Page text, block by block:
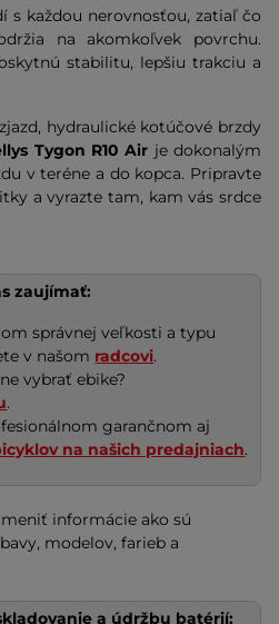
s každou nerovnosťou, zatiaľ čo
na akomkoľvek povrchu.
stabilitu, lepšiu trakciu a
hydraulické kotúčové brzdy
Tygon R10 Air je dokonalým
v teréne a do kopca. Pripravte
a vyrazte tam, kam vás srdce
zaujímať:
správnej veľkosti a typu
v našom radcovi.
vybrať ebike?
.
garančnom aj
na našich predajniach.
informácie ako sú
modelov, farieb a
a údržbu batérií: